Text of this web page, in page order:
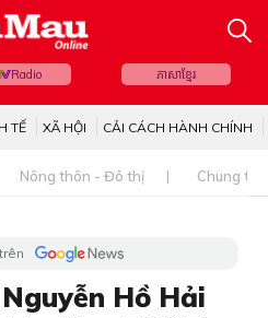
Radio ភាសាខ្មែរ
TẾ XÃ HỘI CẢI CÁCH HÀNH CHÍNH
Nông thôn - Đô thị Chung
Hồ Hải